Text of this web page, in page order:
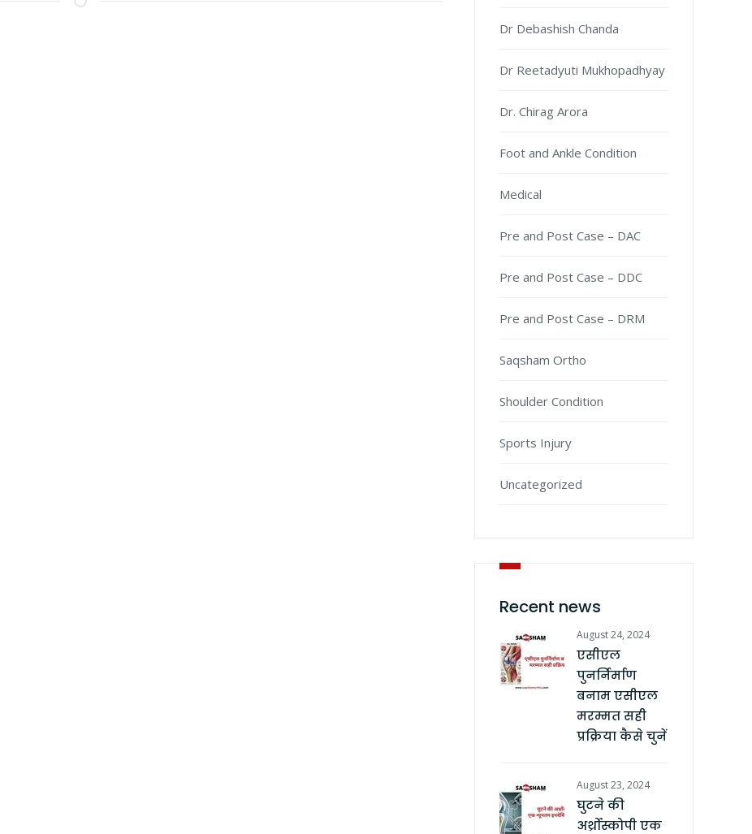
Dr Debashish Chanda
Dr Reetadyuti Mukhopadhyay
Dr. Chirag Arora
Foot and Ankle Condition
Medical
Pre and Post Case – DAC
Pre and Post Case – DDC
Pre and Post Case – DRM
Saqsham Ortho
Shoulder Condition
Sports Injury
Uncategorized
Recent news
August 24, 2024
एसीएल
पुनर्निर्माण
बनाम एसीएल
मरम्मत सही
प्रक्रिया कैसे चुनें
August 23, 2024
घुटने की
अर्थ्रोस्कोपी एक